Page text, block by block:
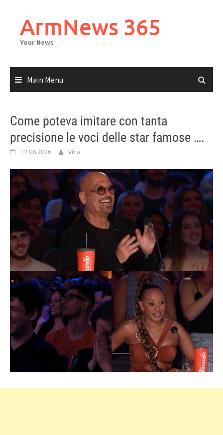
contentArmNews 365
Your News
Main Menu
Come poteva imitare con tanta
precisione le voci delle star famose ….
12.06.2026 Vica